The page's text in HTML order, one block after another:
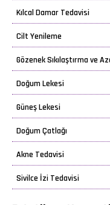
Kılcal Damar Tedavisi
Cilt Yenileme
Gözenek Sıkılaştırma ve
Doğum Lekesi
Güneş Lekesi
Doğum Çatlağı
Akne Tedavisi
Sivilce İzi Tedavisi